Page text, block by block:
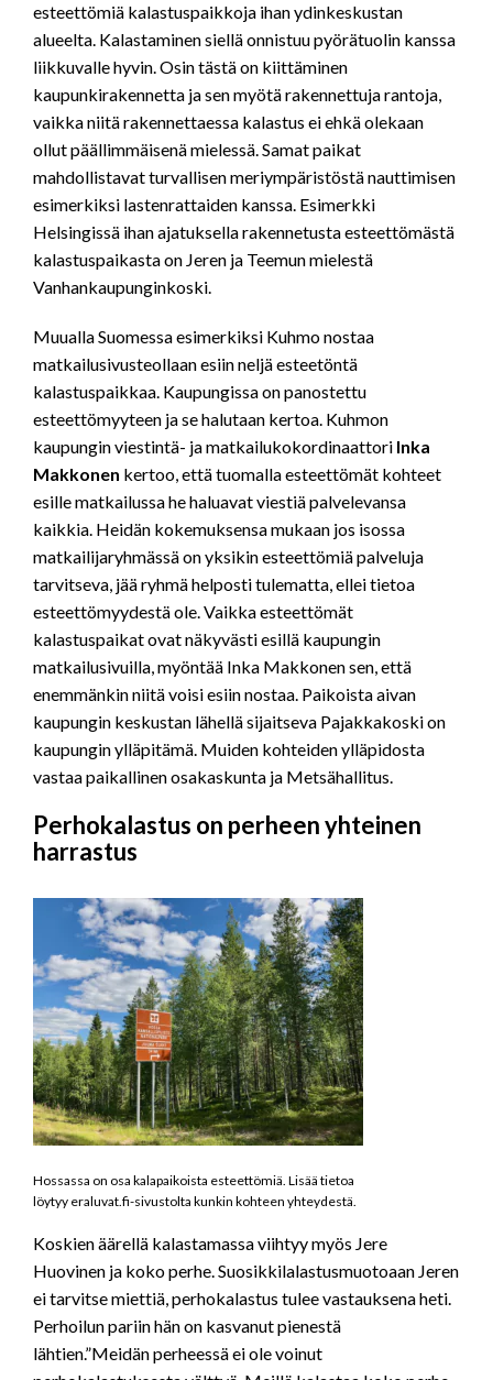
esteettömiä kalastuspaikkoja ihan ydinkeskustan
alueelta. Kalastaminen siellä onnistuu pyörätuolin kanssa
liikkuvalle hyvin. Osin tästä on kiittäminen
kaupunkirakennetta ja sen myötä rakennettuja rantoja,
vaikka niitä rakennettaessa kalastus ei ehkä olekaan
ollut päällimmäisenä mielessä. Samat paikat
mahdollistavat turvallisen meriympäristöstä nauttimisen
esimerkiksi lastenrattaiden kanssa. Esimerkki
Helsingissä ihan ajatuksella rakennetusta esteettömästä
kalastuspaikasta on Jeren ja Teemun mielestä
Vanhankaupunginkoski.
Muualla Suomessa esimerkiksi Kuhmo nostaa
matkailusivusteollaan esiin neljä esteetöntä
kalastuspaikkaa. Kaupungissa on panostettu
esteettömyyteen ja se halutaan kertoa. Kuhmon
kaupungin viestintä- ja matkailukokordinaattori Inka
Makkonen kertoo, että tuomalla esteettömät kohteet
esille matkailussa he haluavat viestiä palvelevansa
kaikkia. Heidän kokemuksensa mukaan jos isossa
matkailijaryhmässä on yksikin esteettömiä palveluja
tarvitseva, jää ryhmä helposti tulematta, ellei tietoa
esteettömyydestä ole. Vaikka esteettömät
kalastuspaikat ovat näkyvästi esillä kaupungin
matkailusivuilla, myöntää Inka Makkonen sen, että
enemmänkin niitä voisi esiin nostaa. Paikoista aivan
kaupungin keskustan lähellä sijaitseva Pajakkakoski on
kaupungin ylläpitämä. Muiden kohteiden ylläpidosta
vastaa paikallinen osakaskunta ja Metsähallitus.
Perhokalastus on perheen yhteinen
harrastus
Hossassa on osa kalapaikoista esteettömiä. Lisää tietoa
löytyy eraluvat.fi-sivustolta kunkin kohteen yhteydestä.
Koskien äärellä kalastamassa viihtyy myös Jere
Huovinen ja koko perhe. Suosikkilalastusmuotoaan Jeren
ei tarvitse miettiä, perhokalastus tulee vastauksena heti.
Perhoilun pariin hän on kasvanut pienestä
lähtien.”Meidän perheessä ei ole voinut